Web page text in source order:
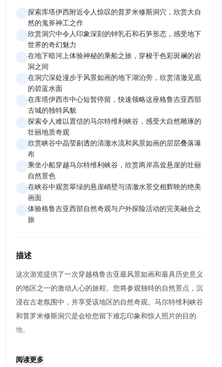
探索库塔伊西附近令人惊叹的普罗米修斯洞穴，欣赏大自
然的鬼斧神工之作
欣赏洞穴中令人印象深刻的钟乳石和石笋形态，感受地下
世界的奇幻魅力
在地下暗河上体验神秘的乘船之旅，穿梭于色彩斑斓的岩
洞之间
在洞穴深处漫步于风景如画的地下湖泊旁，欣赏清澈见底
的碧蓝水面
在库塔伊西市中心短暂停留，快速领略这座格鲁吉亚西部
古城的独特风貌
探索令人难以置信的马尔特维利峡谷，感受大自然雕琢的
壮丽地质奇观
欣赏峡谷中晶莹剔透的清澈水流和风景如画的层层叠落瀑
布
乘坐小船穿越马尔特维利峡谷，欣赏两岸高耸悬崖的壮丽
自然景色
在峡谷中观赏翠绿的悬崖峭壁与清澈水景交相辉映的绝美
画面
体验格鲁吉亚西部自然奇观与户外探险活动的完美融合之
旅
描述
这次游览提供了一次穿越格鲁吉亚最风景如画和最具历史意义
的地区之一的激动人心的旅程。您将参观独特的自然景点，沉
浸在古老氛围中，并享受该地区的自然奇观。马尔特维利峡谷
和普罗米修斯洞穴是会给您留下难忘印象和惊人照片的目的
地。
普罗米修斯洞穴 — 第一站是普罗米修斯洞穴，格鲁吉亚最令
阅读更多